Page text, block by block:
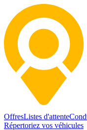
OffresListes d'attente
Répertoriez vos véhicules